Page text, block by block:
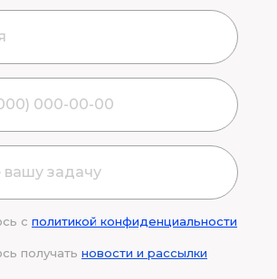
с политикой конфиденциальности
получать новости и рассылки